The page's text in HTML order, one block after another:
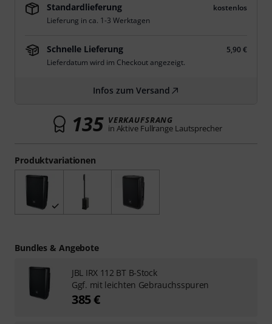
Produktvariationen
Standardlieferung
kostenlos
Lieferung in ca. 1-3 Werktagen
Schnelle Lieferung
5,90 €
Lieferdatum wird im Checkout angezeigt.
Infos zum Versand
135 VERKAUFSRANG
in Aktive Fullrange Lautsprecher
Bundles & Angebote
JBL IRX 112 BT B-Stock
Ggf. mit leichten Gebrauchsspuren
385 €